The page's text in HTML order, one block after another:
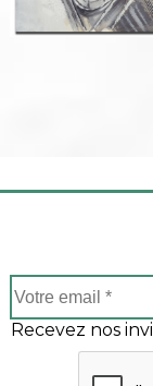
Recevez nos